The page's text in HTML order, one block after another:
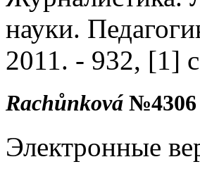
науки.
2011. - 932, [1]
Rachůnková №4306
Электронные